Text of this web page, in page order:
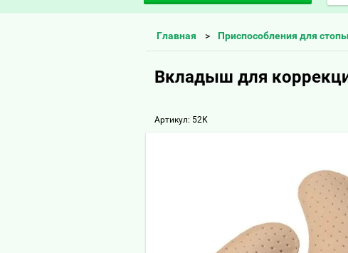
Главная Приспособления для стопы
Вкладыш для
Артикул: 52К